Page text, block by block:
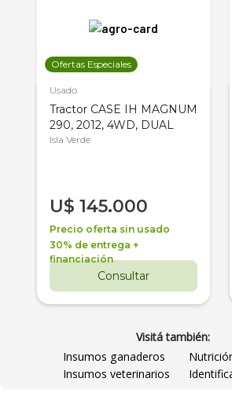
Ofertas Especiales
Usado
Tractor CASE IH MAGNUM
290, 2012, 4WD, DUAL
Isla Verde
U$ 145.000
Precio oferta sin usado
30% de entrega +
financiación
Consultar
Visitá también:
Insumos ganaderos
Insumos veterinarios